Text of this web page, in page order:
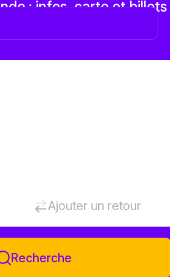
: infos, carte et billets
Ajouter un retour
Recherche